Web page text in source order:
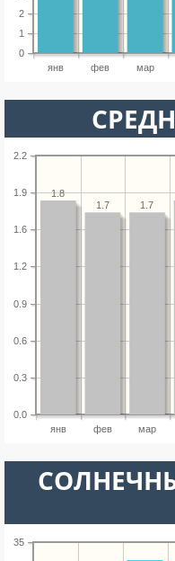
янв фев мар
0
1
2
янв фев мар
0.0
0.3
0.6
0.9
1.2
1.6
1.9
2.2
1.7
1.7
1.8
35